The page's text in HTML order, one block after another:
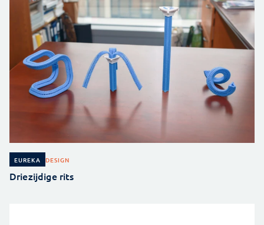
EUREKA DESIGN
Driezijdige rits